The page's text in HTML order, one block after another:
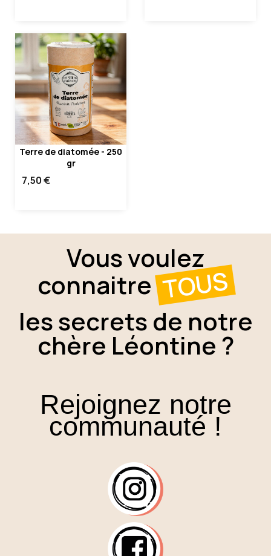
Terre de diatomée - 250
gr
7,50 €
Vous voulez
connaitreTOUS
les secrets de notre
chère Léontine ?
Rejoignez notre
communauté !